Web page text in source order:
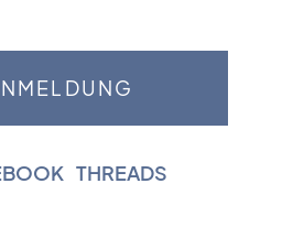
THREADS